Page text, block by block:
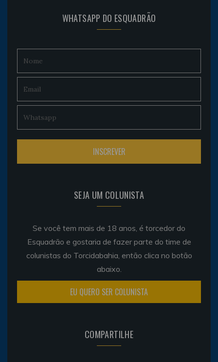
WHATSAPP DO ESQUADRÃO
SEJA UM COLUNISTA
Se você tem mais de 18 anos, é torcedor do
Esquadrão e gostaria de fazer parte do time de
colunistas do Torcidabahia, então clica no botão
abaixo.
EU QUERO SER COLUNISTA
COMPARTILHE